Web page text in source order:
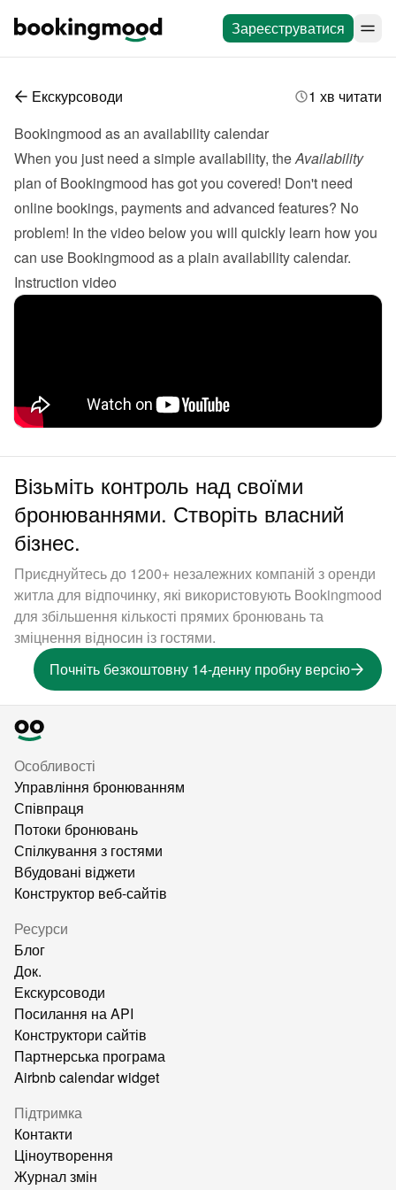
Зареєструватися
Екскурсоводи
1 хв читати
Bookingmood as an availability calendar
When you just need a simple availability, the Availability
plan of Bookingmood has got you covered! Don't need
online bookings, payments and advanced features? No
problem! In the video below you will quickly learn how you
can use Bookingmood as a plain availability calendar.
Instruction video
Візьміть контроль над своїми
бронюваннями. Створіть власний
бізнес.
Приєднуйтесь до 1200+ незалежних компаній з оренди
житла для відпочинку, які використовують Bookingmood
для збільшення кількості прямих бронювань та
зміцнення відносин із гостями.
Почніть безкоштовну 14-денну пробну версію
Особливості
Управління бронюванням
Співпраця
Потоки бронювань
Спілкування з гостями
Вбудовані віджети
Конструктор веб-сайтів
Ресурси
Блог
Док.
Екскурсоводи
Посилання на API
Конструктори сайтів
Партнерська програма
Airbnb calendar widget
Підтримка
Контакти
Ціноутворення
Журнал змін